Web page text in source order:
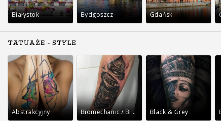
Białystok Bydgoszcz Gdańsk
TATUAŻE - STYLE
Abstrakcyjny Biomechanic / Bio-organic Black & Grey